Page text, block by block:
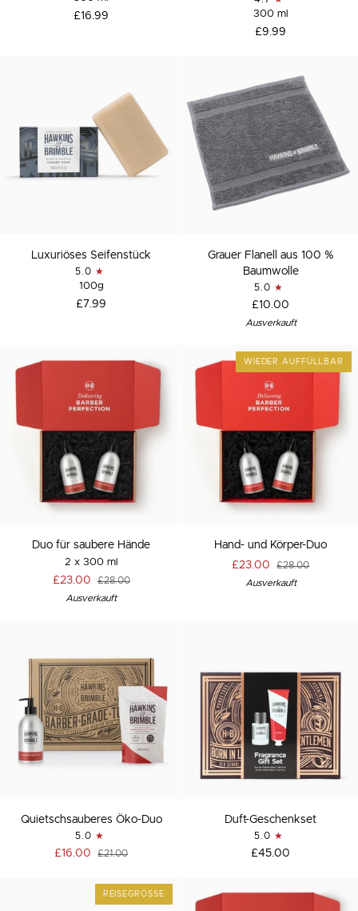
£16.99 300 ml
£9.99
Luxuriöses
Luxuriöses Seifenstück
5.0
100g
£7.99
Grauer
Grauer Flanell aus 100 %
Baumwolle
5.0
£10.00
Ausverkauft
Duo für saubere Hände
2 x 300 ml
£23.00
£28.00
Ausverkauft
WIEDER AUFFÜLLBAR
Hand-
Hand- und Körper-Duo
£23.00
£28.00
Ausverkauft
Quietschsauberes
Quietschsauberes Öko-Duo
5.0
£16.00 £21.00
Duft-Geschenkset
5.0
£45.00
REISEGRÖSSE